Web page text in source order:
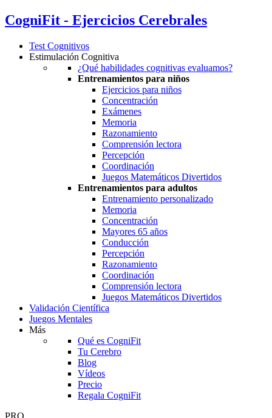
CogniFit - Ejercicios Cerebrales
Test Cognitivos
Estimulación Cognitiva
¿Qué habilidades cognitivas evaluamos?
Entrenamientos para niños
Ejercicios para niños
Concentración
Exámenes
Memoria
Razonamiento
Comprensión lectora
Percepción
Coordinación
Juegos Matemáticos Divertidos
Entrenamientos para adultos
Entrenamiento personalizado
Memoria
Concentración
Mayores 65 años
Conducción
Percepción
Razonamiento
Coordinación
Comprensión lectora
Juegos Matemáticos Divertidos
Validación Científica
Juegos Mentales
Más
Qué es CogniFit
Tu Cerebro
Blog
Vídeos
Precio
Regala CogniFit
PRO